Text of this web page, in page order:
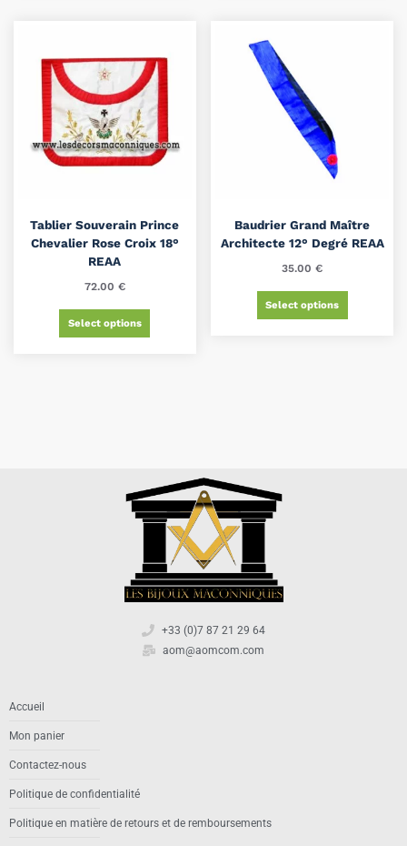
Tablier Souverain Prince
Chevalier Rose Croix 18°
REAA
72.00 €
Select options
Baudrier Grand Maître
Architecte 12° Degré REAA
35.00€
Select options
+33 (0)7 87 21 29 64
aom@aomcom.com
Accueil
Mon panier
Contactez-nous
Politique de confidentialité
Politique en matière de retours et de remboursements